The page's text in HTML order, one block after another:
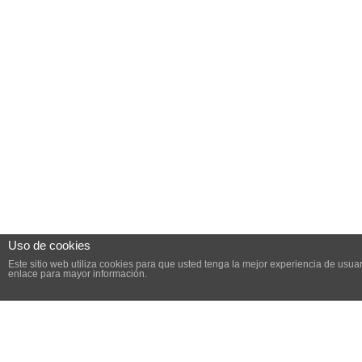
Uso de cookies
Este sitio web utiliza cookies para que usted tenga la mejor experiencia de
enlace para mayor información.